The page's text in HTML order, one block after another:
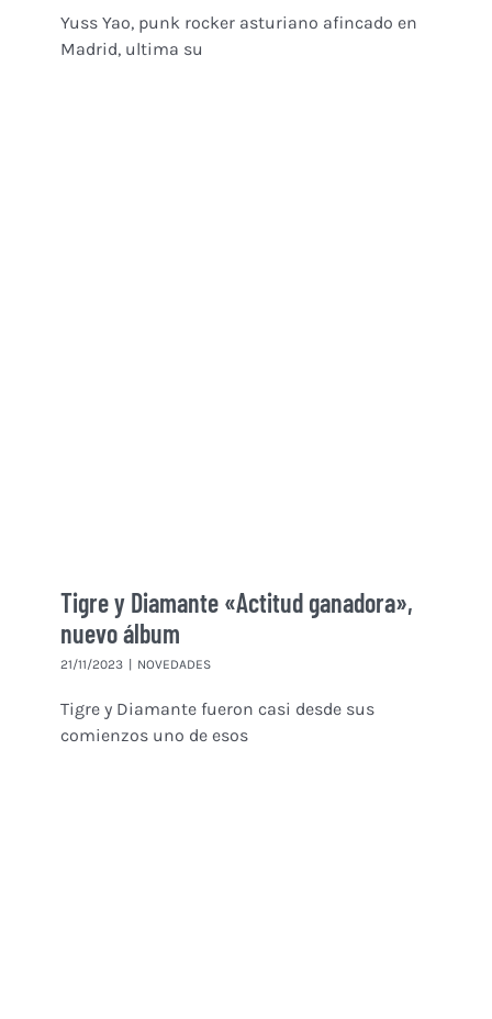
Yuss Yao, punk rocker asturiano afincado en
Madrid, ultima su
Tigre y Diamante «Actitud ganadora»,
nuevo álbum
21/11/2023 | NOVEDADES
Tigre y Diamante fueron casi desde sus
comienzos uno de esos